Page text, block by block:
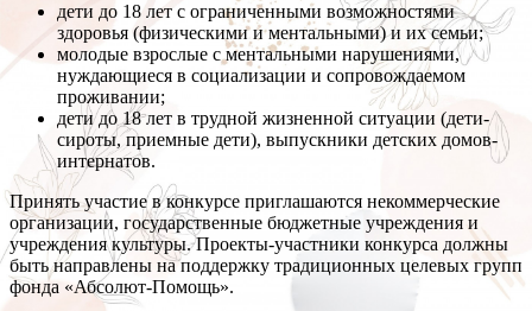
дети до 18 лет с ограниченными возможностями
здоровья (физическими и ментальными) и их семьи;
молодые взрослые с ментальными нарушениями,
нуждающиеся в социализации и сопровождаемом
проживании;
дети до 18 лет в трудной жизненной ситуации (дети-
сироты, приемные дети), выпускники детских домов-
интернатов.
Принять участие в конкурсе приглашаются некоммерческие
организации, государственные бюджетные учреждения и
учреждения культуры. Проекты-участники конкурса должны
быть направлены на поддержку традиционных целевых групп
фонда «Абсолют-Помощь».